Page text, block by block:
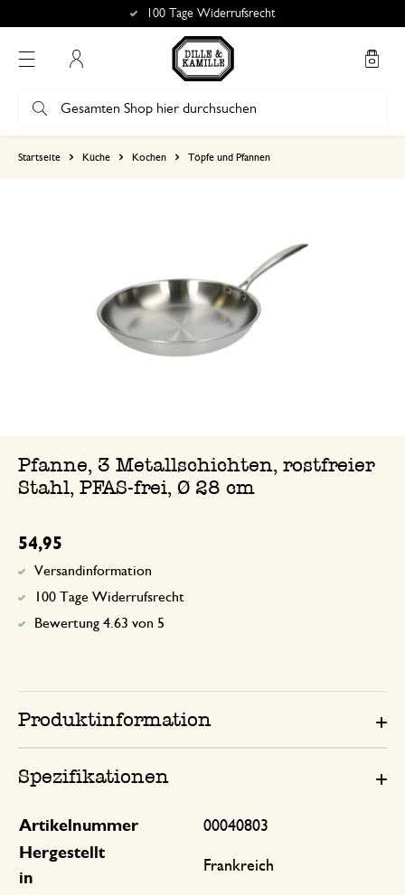
100 Tage Widerrufsrecht
Startseite Küche Kochen Töpfe und Pfannen
Pfanne, 3 Metallschichten, rostfreier
Stahl, PFAS-frei, Ø 28 cm
54,95
Versandinformation
100 Tage Widerrufsrecht
Bewertung 4.63 von 5
Produktinformation
Spezifikationen
Artikelnummer
00040803
Hergestellt
in
Frankreich